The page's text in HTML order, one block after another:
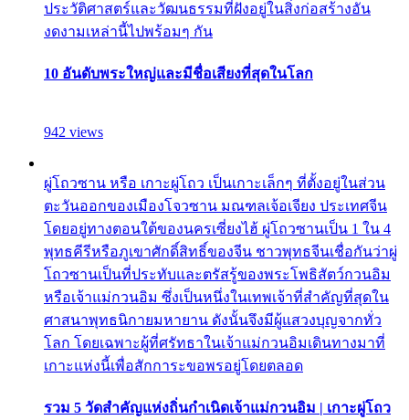
ประวัติศาสตร์และวัฒนธรรมที่ฝังอยู่ในสิ่งก่อสร้างอัน
งดงามเหล่านี้ไปพร้อมๆ กัน
10 อันดับพระใหญ่และมีชื่อเสียงที่สุดในโลก
942 views
ผู่โถวซาน หรือ เกาะผู่โถว เป็นเกาะเล็กๆ ที่ตั้งอยู่ในส่วน
ตะวันออกของเมืองโจวซาน มณฑลเจ้อเจียง ประเทศจีน
โดยอยู่ทางตอนใต้ของนครเซี่ยงไฮ้ ผู่โถวซานเป็น 1 ใน 4
พุทธคีรีหรือภูเขาศักดิ์สิทธิ์ของจีน ชาวพุทธจีนเชื่อกันว่าผู่
โถวซานเป็นที่ประทับและตรัสรู้ของพระโพธิสัตว์กวนอิม
หรือเจ้าแม่กวนอิม ซึ่งเป็นหนึ่งในเทพเจ้าที่สำคัญที่สุดใน
ศาสนาพุทธนิกายมหายาน ดังนั้นจึงมีผู้แสวงบุญจากทั่ว
โลก โดยเฉพาะผู้ที่ศรัทธาในเจ้าแม่กวนอิมเดินทางมาที่
เกาะแห่งนี้เพื่อสักการะขอพรอยู่โดยตลอด
รวม 5 วัดสำคัญแห่งถิ่นกำเนิดเจ้าแม่กวนอิม | เกาะผู่โถว